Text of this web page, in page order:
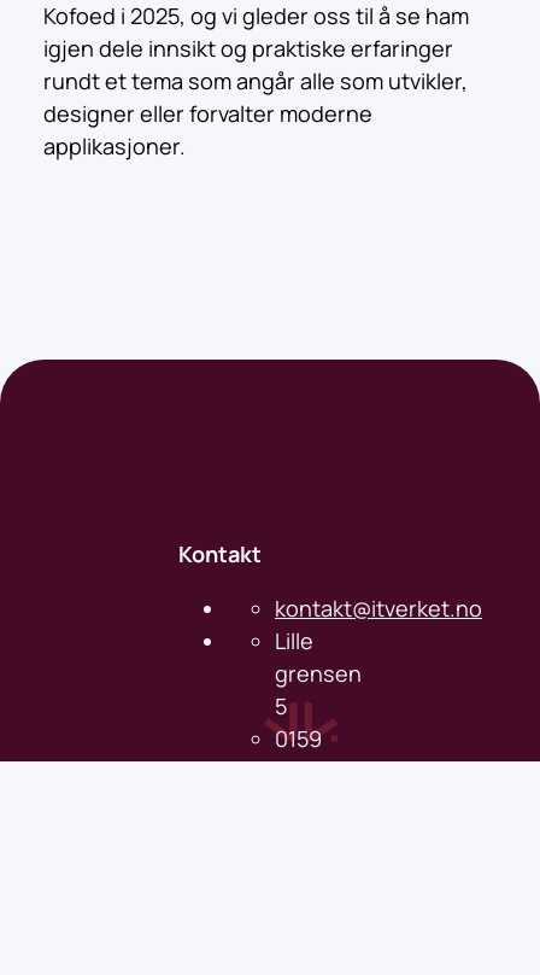
Kofoed i 2025, og vi gleder oss til å se ham
igjen dele innsikt og praktiske erfaringer
rundt et tema som angår alle som utvikler,
designer eller forvalter moderne
applikasjoner.
Kontakt
kontakt@itverket.no
Lille
grensen
5
0159
Oslo